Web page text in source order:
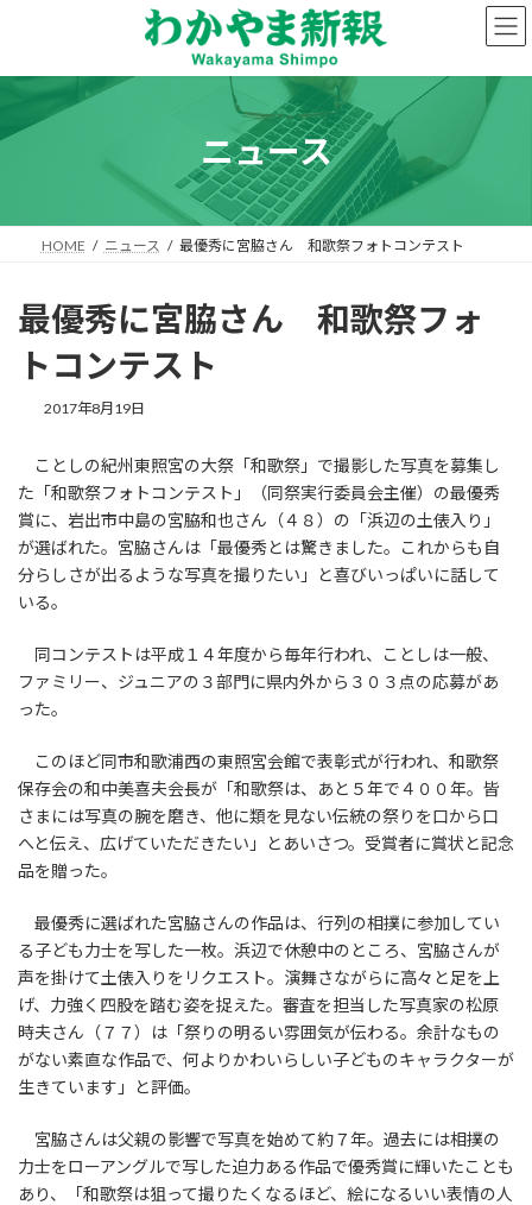
ン
へ
プ
ー
ョ
動
ニュース
HOME ニュース 最優秀に宮脇さん 和歌祭フォトコンテスト
最優秀に宮脇さん 和歌祭フォ
トコンテスト
2017年8月19日
ことしの紀州東照宮の大祭「和歌祭」で撮影した写真を募集し
た「和歌祭フォトコンテスト」（同祭実行委員会主催）の最優秀
賞に、岩出市中島の宮脇和也さん（４８）の「浜辺の土俵入り」
が選ばれた。宮脇さんは「最優秀とは驚きました。これからも自
分らしさが出るような写真を撮りたい」と喜びいっぱいに話して
いる。
同コンテストは平成１４年度から毎年行われ、ことしは一般、
ファミリー、ジュニアの３部門に県内外から３０３点の応募があ
った。
このほど同市和歌浦西の東照宮会館で表彰式が行われ、和歌祭
保存会の和中美喜夫会長が「和歌祭は、あと５年で４００年。皆
さまには写真の腕を磨き、他に類を見ない伝統の祭りを口から口
へと伝え、広げていただきたい」とあいさつ。受賞者に賞状と記念
品を贈った。
最優秀に選ばれた宮脇さんの作品は、行列の相撲に参加してい
る子ども力士を写した一枚。浜辺で休憩中のところ、宮脇さんが
声を掛けて土俵入りをリクエスト。演舞さながらに高々と足を上
げ、力強く四股を踏む姿を捉えた。審査を担当した写真家の松原
時夫さん（７７）は「祭りの明るい雰囲気が伝わる。余計なもの
がない素直な作品で、何よりかわいらしい子どものキャラクターが
生きています」と評価。
宮脇さんは父親の影響で写真を始めて約７年。過去には相撲の
力士をローアングルで写した迫力ある作品で優秀賞に輝いたことも
あり、「和歌祭は狙って撮りたくなるほど、絵になるいい表情の人